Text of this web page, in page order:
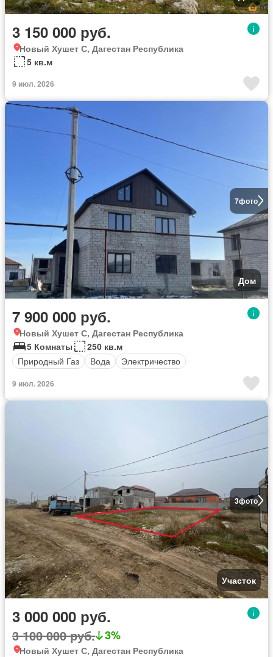
3 150 000 руб.
Новый Хушет С, Дагестан Республика
5 кв.м
9 июл. 2026
7фото
Дом
7 900 000 руб.
Новый Хушет С, Дагестан Республика
5 Комнаты
250 кв.м
Природный Газ
Вода Электричество
9 июл. 2026
3фото
Участок
3 000 000 руб.
3 100 000 руб. 3%
Новый Хушет С, Дагестан Республика